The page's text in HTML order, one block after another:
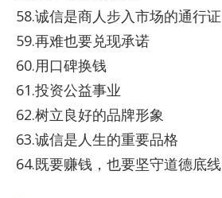
58.诚信是商人步入市场的通行证
59.再难也要兑现承诺
60.用口碑换钱
61.投资公益事业
62.树立良好的品牌形象
63.诚信是人生的重要品格
64.既要赚钱，也要坚守道德底线